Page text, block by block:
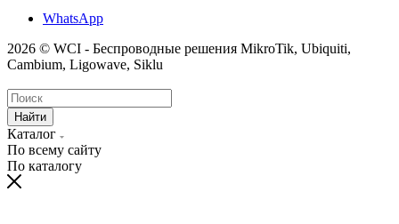
WhatsApp
2026 © WCI - Беспроводные решения MikroTik, Ubiquiti,
Cambium, Ligowave, Siklu
Найти
Каталог
По всему сайту
По каталогу